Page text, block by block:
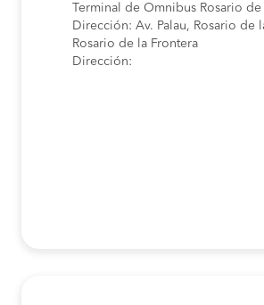
Terminal de Omnibus Rosario de
Dirección: Av. Palau, Rosario de
Rosario de la Frontera
Dirección: